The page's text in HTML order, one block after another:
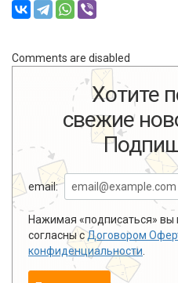
Comments are disabled
Хотите
свежие
email:
Нажимая «подписаться» вы
согласны сДоговором
конфиденциальности